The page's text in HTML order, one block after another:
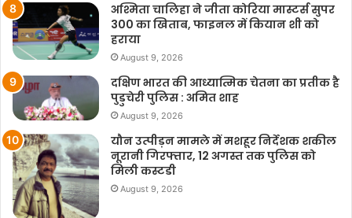
अश्मिता चालिहा ने जीता कोरिया मास्टर्स सुपर
300 का खिताब, फाइनल में कियान शी को
हराया
August 9, 2026
दक्षिण भारत की आध्यात्मिक चेतना का प्रतीक है
पुडुचेरी पुलिस : अमित शाह
August 9, 2026
यौन उत्पीड़न मामले में मशहूर निर्देशक शकील
नूरानी गिरफ्तार, 12 अगस्त तक पुलिस को
मिली कस्टडी
August 9, 2026